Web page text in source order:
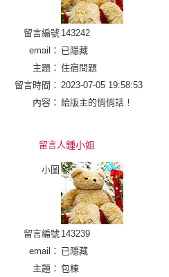
留言編號 143242
email： 已隱藏
主題： 住宿問題
留言時間： 2023-07-05 19:58:53
內容： 給版主的悄悄話！
留言人鍾小姐
小圖
留言編號 143239
email： 已隱藏
主題： 包棟